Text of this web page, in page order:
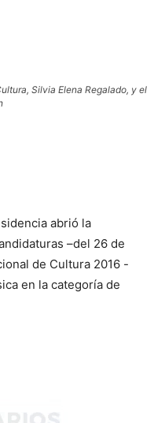
Silvia Elena Regalado, y el
abrió la
–del 26 de
de Cultura 2016 -
en la categoría de